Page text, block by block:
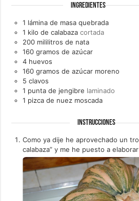
INGREDIENTES
1 lámina de masa quebrada
1 kilo de calabaza cortada
200 mililitros de nata
160 gramos de azúcar
4 huevos
160 gramos de azúcar moreno
5 clavos
1 punta de jengibre laminado
1 pizca de nuez moscada
INSTRUCCIONES
Como ya dije he aprovechado un
calabaza” y me he puesto a